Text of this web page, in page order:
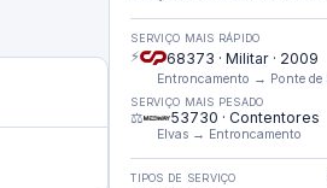
SERVIÇO MAIS RÁPIDO
⚡ 68373 · Militar · 2009
Entroncamento → Ponte de
SERVIÇO MAIS PESADO
⚖️ 53730 · Contentores
Elvas → Entroncamento
TIPOS DE SERVIÇO